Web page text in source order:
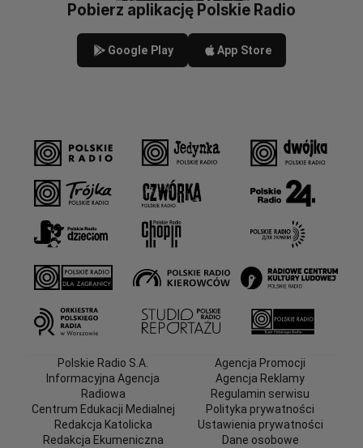
Pobierz aplikację Polskie Radio
Google Play App Store
Polskie Radio S.A.
Informacyjna Agencja
Radiowa
Centrum Edukacji Medialnej
Redakcja Katolicka
Redakcja Ekumeniczna
Agencja Promocji
Agencja Reklamy
Regulamin serwisu
Polityka prywatności
Ustawienia prywatności
Dane osobowe